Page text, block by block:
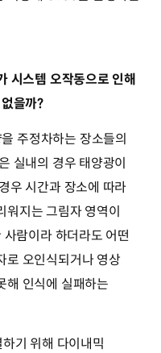
시스템 오작동으로 인해
을까?
주정차하는 장소들의
실내의 경우 태양광이
우 시간과 장소에 따라
지는 그림자 영역이
람이라 하더라도 어떤
로 오인식되거나 영상
해 인식에 실패하는
기 위해 다이내믹